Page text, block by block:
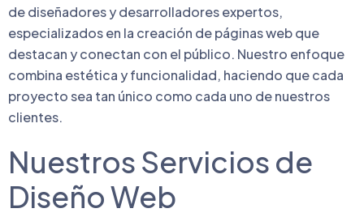
de diseñadores y desarrolladores expertos,
especializados en la creación de páginas web que
destacan y conectan con el público. Nuestro enfoque
combina estética y funcionalidad, haciendo que cada
proyecto sea tan único como cada uno de nuestros
clientes.
Nuestros Servicios de
Diseño Web